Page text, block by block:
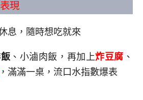
現
息，隨時想吃就來
、小滷肉飯，再加上炸豆腐 、
滿滿一桌，流口水指數爆表